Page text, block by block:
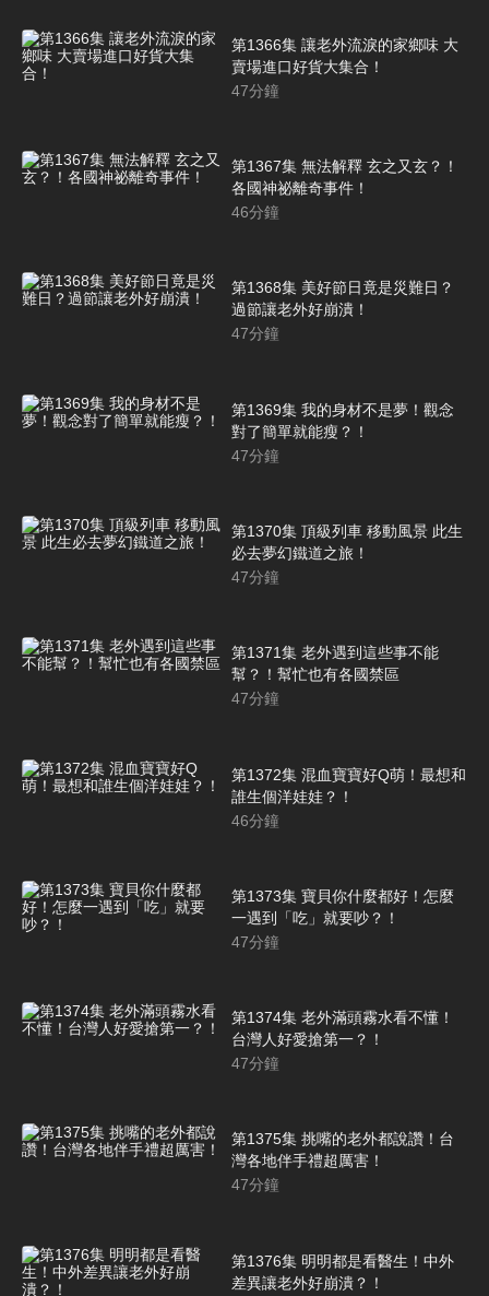
第1366集 讓老外流淚的家鄉味 大
賣場進口好貨大集合！
47分鐘
第1367集 無法解釋 玄之又玄？！
各國神祕離奇事件！
46分鐘
第1368集 美好節日竟是災難日？
過節讓老外好崩潰！
47分鐘
第1369集 我的身材不是夢！觀念
對了簡單就能瘦？！
47分鐘
第1370集 頂級列車 移動風景 此生
必去夢幻鐵道之旅！
47分鐘
第1371集 老外遇到這些事不能
幫？！幫忙也有各國禁區
47分鐘
第1372集 混血寶寶好Q萌！最想和
誰生個洋娃娃？！
46分鐘
第1373集 寶貝你什麼都好！怎麼
一遇到「吃」就要吵？！
47分鐘
第1374集 老外滿頭霧水看不懂！
台灣人好愛搶第一？！
47分鐘
第1375集 挑嘴的老外都說讚！台
灣各地伴手禮超厲害！
47分鐘
第1376集 明明都是看醫生！中外
差異讓老外好崩潰？！